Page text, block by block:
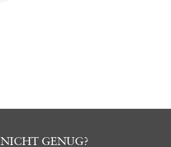
NICHT GENUG?